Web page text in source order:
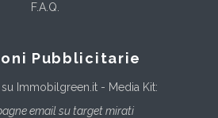
F.A.Q.
Pubblicitarie
Immobilgreen.it - Media Kit:
email su target mirati